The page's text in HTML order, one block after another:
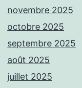
novembre 2025
octobre 2025
septembre 2025
août 2025
juillet 2025